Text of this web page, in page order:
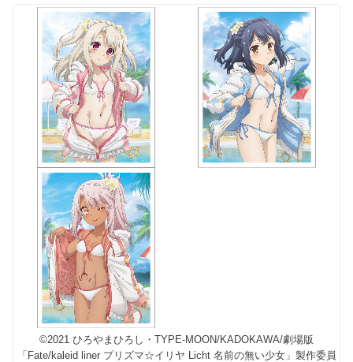
©2021 ひろやまひろし・TYPE-MOON/KADOKAWA/劇場版
「Fate/kaleid liner プリズマ☆イリヤ Licht 名前の無い少女」製作委員